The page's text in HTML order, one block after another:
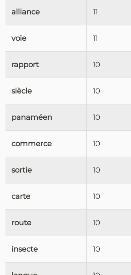
alliance 11
voie 11
rapport 10
siècle 10
panaméen 10
commerce 10
sortie 10
carte 10
route 10
insecte 10